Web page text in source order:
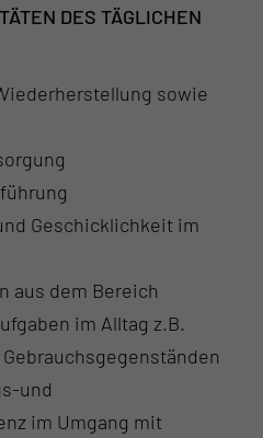
DES TÄGLICHEN
sowie
Geschicklichkeit im
aus dem Bereich
im Alltag z.B.
und
im Umgang mit